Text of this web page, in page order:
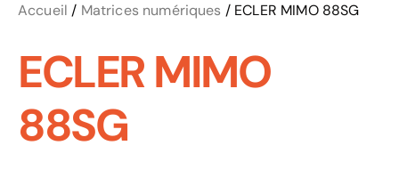
Accueil / Matrices numériques / ECLER MIMO 88SG
ECLER MIMO
88SG